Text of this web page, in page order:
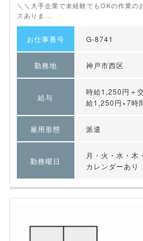
＼＼大手企業で未経験でもOKの作業
スありま...
お仕事番号 G-8741
勤務地 神戸市西区
給与
時給1,250円＋
給1,250円×7時
雇用形態 派遣
勤務曜日
月・火・水・
カレンダーあり